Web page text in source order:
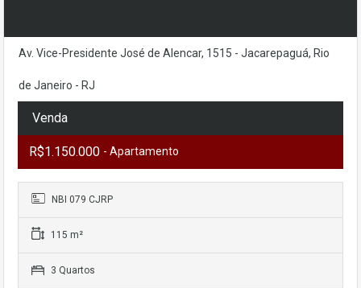
Av. Vice-Presidente José de Alencar, 1515 - Jacarepaguá, Rio
de Janeiro - RJ
Venda
R$1.150.000 - Apartamento
NBI 079 CJRP
115 m²
3 Quartos